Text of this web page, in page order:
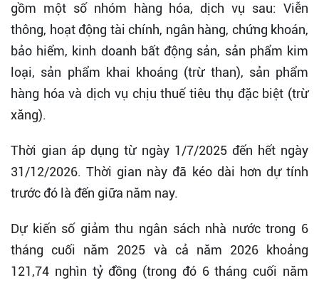
gồm một số nhóm hàng hóa, dịch vụ sau: Viễn
thông, hoạt động tài chính, ngân hàng, chứng khoán,
bảo hiểm, kinh doanh bất động sản, sản phẩm kim
loại, sản phẩm khai khoáng (trừ than), sản phẩm
hàng hóa và dịch vụ chịu thuế tiêu thụ đặc biệt (trừ
xăng).
Thời gian áp dụng từ ngày 1/7/2025 đến hết ngày
31/12/2026. Thời gian này đã kéo dài hơn dự tính
trước đó là đến giữa năm nay.
Dự kiến số giảm thu ngân sách nhà nước trong 6
tháng cuối năm 2025 và cả năm 2026 khoảng
121,74 nghìn tỷ đồng (trong đó 6 tháng cuối năm